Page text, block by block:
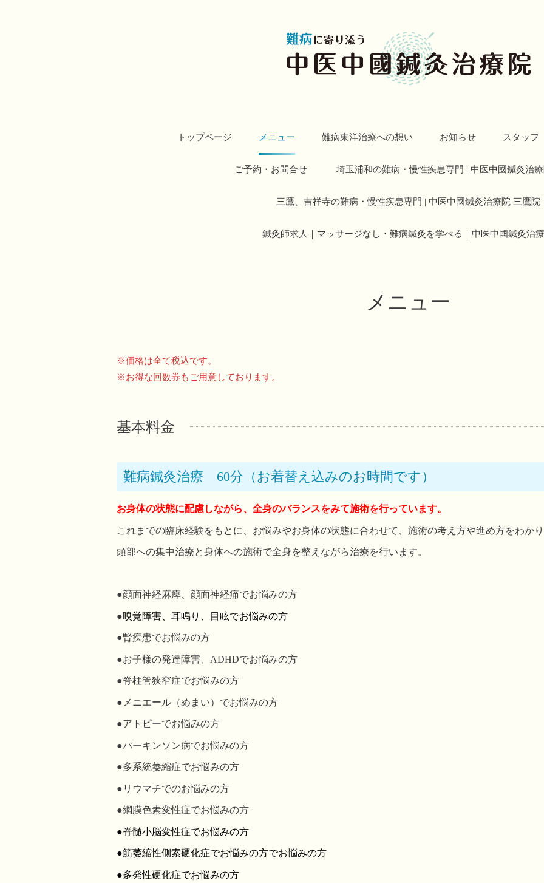
トップページ メニュー 難病東洋治療への想い お知らせ スタッフ
ご予約・お問合せ 埼玉浦和の難病・慢性疾患専門 | 中医中國鍼灸治
三鷹、吉祥寺の難病・慢性疾患専門 | 中医中國鍼灸治療院 三鷹院
鍼灸師求人｜マッサージなし・難病鍼灸を学べる｜中医中國鍼灸治
メニュー
※価格は全て税込です。
※お得な回数券もご用意しております。
基本料金
難病鍼灸治療 60分（お着替え込みのお時間です）
お身体の状態に配慮しながら、全身のバランスをみて施術を行っています。
これまでの臨床経験をもとに、お悩みやお身体の状態に合わせて、施術の考え方や進め方をわか
頭部への集中治療と身体への施術で全身を整えながら治療を行います。
●顔面神経麻痺、顔面神経痛でお悩みの方
●嗅覚障害、耳鳴り、目眩でお悩みの方
●腎疾患でお悩みの方
●お子様の発達障害、ADHDでお悩みの方
●脊柱管狭窄症でお悩みの方
●メニエール（めまい）でお悩みの方
●アトピーでお悩みの方
●パーキンソン病でお悩みの方
●多系統萎縮症でお悩みの方
●リウマチでのお悩みの方
●網膜色素変性症でお悩みの方
●脊髄小脳変性症でお悩みの方
●筋萎縮性側索硬化症でお悩みの方でお悩みの方
●多発性硬化症でお悩みの方